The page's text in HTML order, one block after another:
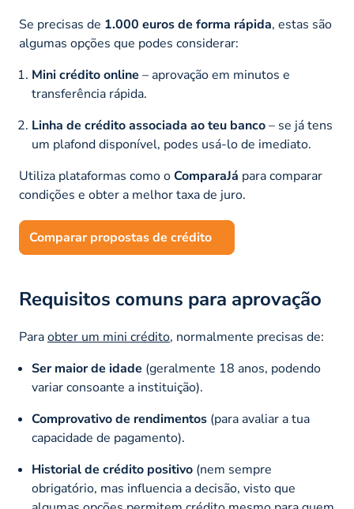
Se precisas de 1.000 euros de forma rápida, estas são
algumas opções que podes considerar:
Mini crédito online – aprovação em minutos e
transferência rápida.
Linha de crédito associada ao teu banco– se já tens
um plafond disponível, podes usá-lo de imediato.
Utiliza plataformas como oComparaJá para comparar
condições e obter a melhor taxa de juro.
Comparar propostas de crédito
Requisitos comuns para aprovação
Paraobter um mini crédito, normalmente precisas de:
Ser maior de idade (geralmente 18 anos, podendo
variar consoante a instituição).
Comprovativo de rendimentos (para avaliar a tua
capacidade de pagamento).
Historial de crédito positivo (nem sempre
obrigatório, mas influencia a decisão, visto que